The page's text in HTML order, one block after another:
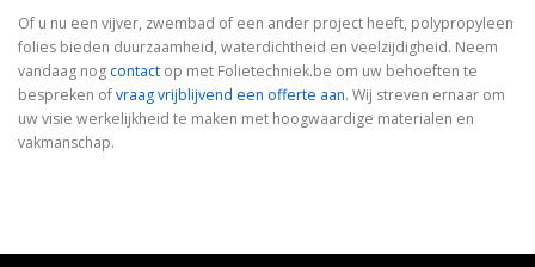
Of u nu een vijver, zwembad of een ander project heeft, polypropyleen
folies bieden duurzaamheid, waterdichtheid en veelzijdigheid. Neem
vandaag nog contact op met Folietechniek.be om uw behoeften te
bespreken ofvraag vrijblijvend een offerte aan. Wij streven ernaar om
uw visie werkelijkheid te maken met hoogwaardige materialen en
vakmanschap.